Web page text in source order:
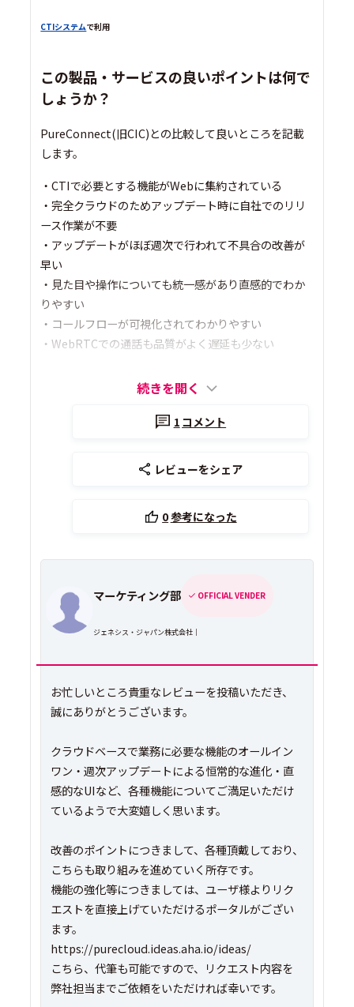
CTIシステムで利用
この製品・サービスの良いポイントは何で
しょうか？
PureConnect(旧CIC)との比較して良いところを記載
します。
・CTIで必要とする機能がWebに集約されている
・完全クラウドのためアップデート時に自社でのリリ
ース作業が不要
・アップデートがほぼ週次で行われて不具合の改善が
早い
・見た目や操作についても統一感があり直感的でわか
りやすい
・コールフローが可視化されてわかりやすい
・WebRTCでの通話も品質がよく遅延も少ない
続きを開く
1 コメント
レビューをシェア
0参考になった
マーケティング部 OFFICIAL VENDER
ジェネシス・ジャパン株式会社｜
お忙しいところ貴重なレビューを投稿いただき、
誠にありがとうございます。
クラウドベースで業務に必要な機能のオールイン
ワン・週次アップデートによる恒常的な進化・直
感的なUIなど、各種機能についてご満足いただけ
ているようで大変嬉しく思います。
改善のポイントにつきまして、各種頂戴しており、
こちらも取り組みを進めていく所存です。
機能の強化等につきましては、ユーザ様よりリク
エストを直接上げていただけるポータルがござい
ます。
https://purecloud.ideas.aha.io/ideas/
こちら、代筆も可能ですので、リクエスト内容を
弊社担当までご依頼をいただければ幸いです。